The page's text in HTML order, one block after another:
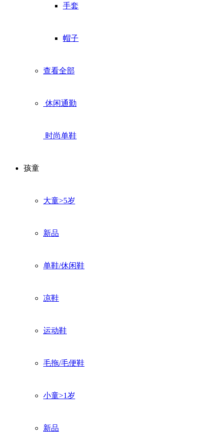
手套
帽子
查看全部
休闲通勤
时尚单鞋
孩童
大童>5岁
新品
单鞋/休闲鞋
凉鞋
运动鞋
毛拖/毛便鞋
小童>1岁
新品